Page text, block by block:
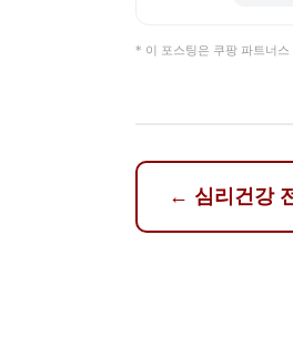
* 이 포스팅은 쿠팡 파트너스
← 심리건강